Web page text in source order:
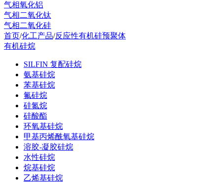
气相氧化铝
气相二氧化钛
气相二氧化硅
首页/化工产品/反应性有机硅预聚体
有机硅烷
SILFIN 复配硅烷
氨基硅烷
苯基硅烷
氟硅烷
硅氮烷
硅酸酯
环氧基硅烷
甲基丙烯酰氧基硅烷
溶胶-凝胶硅烷
水性硅烷
烷基硅烷
乙烯基硅烷